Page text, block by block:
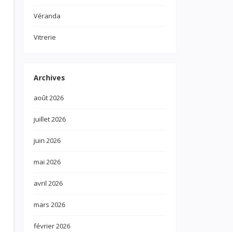
Véranda
Vitrerie
Archives
août 2026
juillet 2026
juin 2026
mai 2026
avril 2026
mars 2026
février 2026